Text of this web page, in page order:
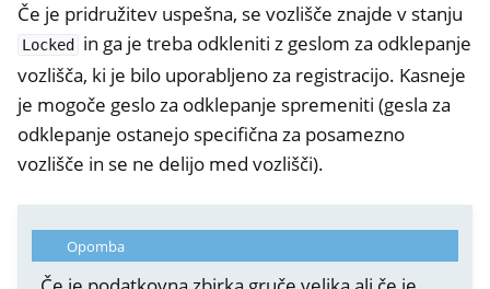
Če je pridružitev uspešna, se vozlišče znajde v stanju
Locked
in ga je treba odkleniti z geslom za odklepanje
vozlišča, ki je bilo uporabljeno za registracijo. Kasneje
je mogoče geslo za odklepanje spremeniti (gesla za
odklepanje ostanejo specifična za posamezno
vozlišče in se ne delijo med vozlišči).
Opomba